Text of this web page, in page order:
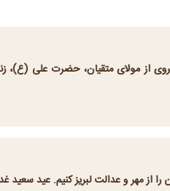
از مولای متقیان، حضرت علی (ع)،
از مهر و عدالت لبریز کنیم. عید سعید